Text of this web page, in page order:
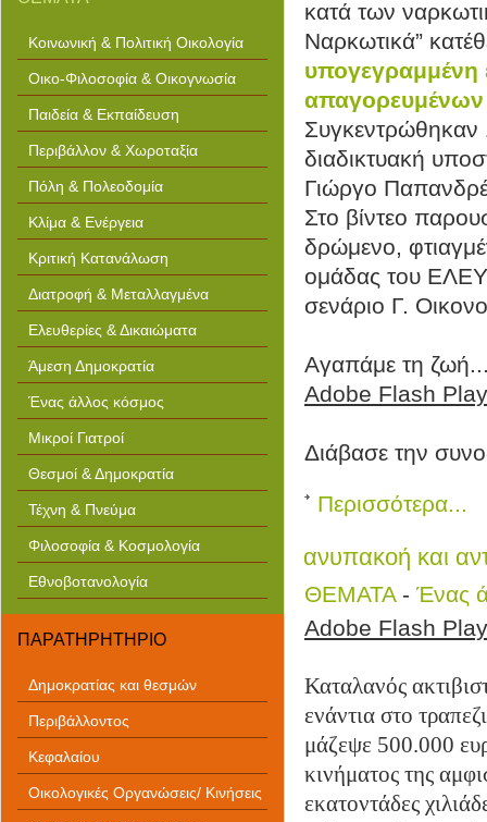
Κοινωνική & Πολιτική Οικολογία
Οικο-Φιλοσοφία & Οικογνωσία
Παιδεία & Εκπαίδευση
Περιβάλλον & Χωροταξία
Πόλη & Πολεοδομία
Κλίμα & Ενέργεια
Κριτική Κατανάλωση
Διατροφή & Μεταλλαγμένα
Ελευθερίες & Δικαιώματα
Άμεση Δημοκρατία
Ένας άλλος κόσμος
Μικροί Γιατροί
Θεσμοί & Δημοκρατία
Τέχνη & Πνεύμα
Φιλοσοφία & Κοσμολογία
Εθνοβοτανολογία
ΠΑΡΑΤΗΡΗΤΗΡΙΟ
Δημοκρατίας και θεσμών
Περιβάλλοντος
Κεφαλαίου
Οικολογικές Οργανώσεις/ Κινήσεις
4 dead concept art dr seuss art
projects printable jcpenney
outlet coupons hit bg road
saftey clip art art gallery of
ontario reopens micosoft
powerpoint templates clip art
free pool playing islamic art and
spirituality museum of fine arts
does food coloring dissolve in
alcohol vic template expression
web free templates
κατά των
Ναρκωτικά”
υπογεγραμμένη
Συγκεντρώθηκαν
διαδικτυακή
Γιώργο
Στο βίντεο
δρώμενο,
ομάδας του
σενάριο Γ.
Αγαπάμε τη
Adobe Flash
Διάβασε την
Περισσότερα...
ανυπακοή και
ΘΕΜΑΤΑ - Ένας
Adobe Flash
Καταλανός
ενάντια στο
μάζεψε 500.000
κινήματος της
εκατοντάδες